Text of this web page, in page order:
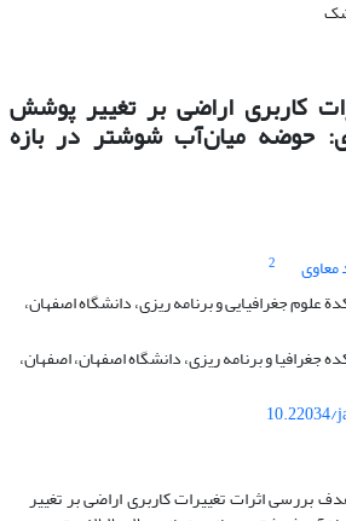
کاربری اراضی بر تغییر پوشش
حوضه میان‌آب شوشتر در بازه
2
علوم جغرافیایی و برنامه ریزی، دانشگاه اصفهان،
جغرافیا و برنامه ریزی، دانشگاه اصفهان، اصفهان،
10.22034/
بررسی اثرات تغییرات کاربری اراضی بر تغییر